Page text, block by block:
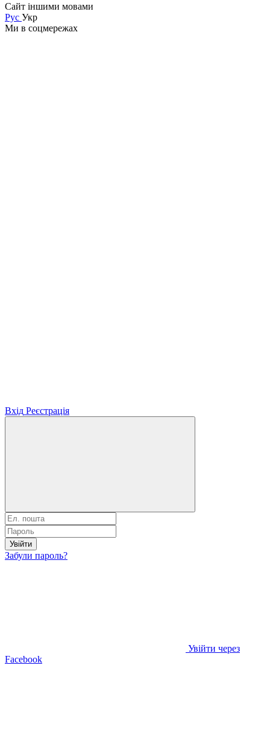
Сайт іншими мовами
Рус Укр
Ми в соцмережах
Вхід Реєстрація
Увійти
Забули пароль?
Увійти через
Facebook